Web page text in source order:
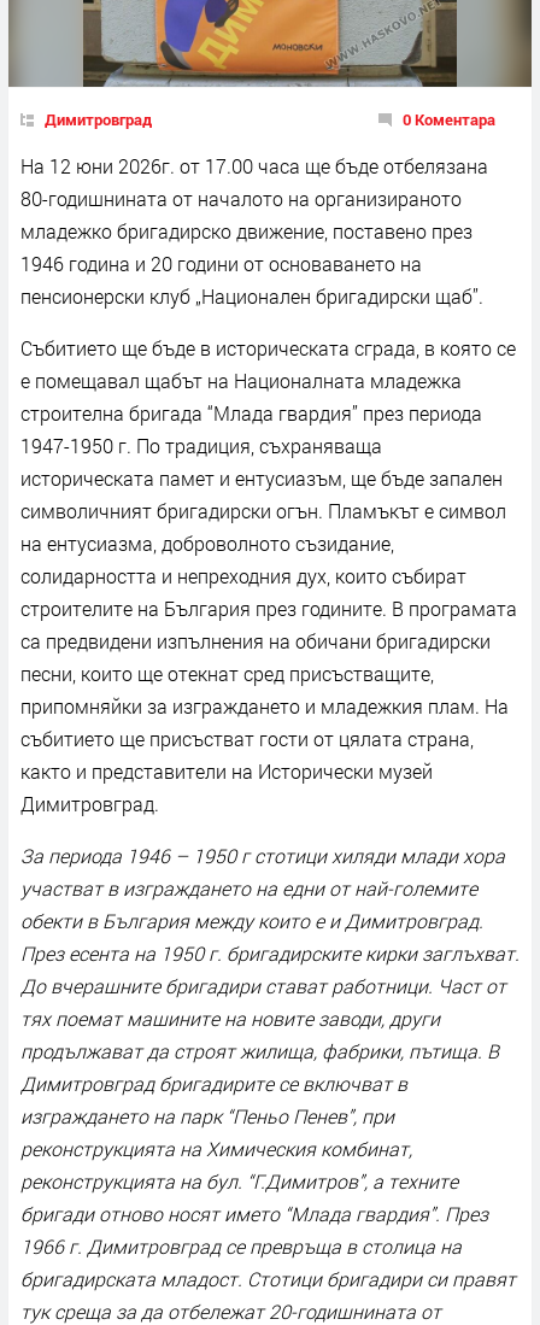
Димитровград 0 Коментара
На 12 юни 2026г. от 17.00 часа ще бъде отбелязана
80-годишнината от началото на организираното
младежко бригадирско движение, поставено през
1946 година и 20 години от основаването на
пенсионерски клуб „Национален бригадирски щаб”.
Събитието ще бъде в историческата сграда, в която се
е помещавал щабът на Националната младежка
строителна бригада “Млада гвардия” през периода
1947-1950 г. По традиция, съхраняваща
историческата памет и ентусиазъм, ще бъде запален
символичният бригадирски огън. Пламъкът е символ
на ентусиазма, доброволното съзидание,
солидарността и непреходния дух, които събират
строителите на България през годините. В програмата
са предвидени изпълнения на обичани бригадирски
песни, които ще отекнат сред присъстващите,
припомняйки за изграждането и младежкия плам. На
събитието ще присъстват гости от цялата страна,
както и представители на Исторически музей
Димитровград.
За периода 1946 – 1950 г стотици хиляди млади хора
участват в изграждането на едни от най-големите
обекти в България между които е и Димитровград.
През есента на 1950 г. бригадирските кирки заглъхват.
До вчерашните бригадири стават работници. Част от
тях поемат машините на новите заводи, други
продължават да строят жилища, фабрики, пътища. В
Димитровград бригадирите се включват в
изграждането на парк “Пеньо Пенев”, при
реконструкцията на Химическия комбинат,
реконструкцията на бул. “Г.Димитров”, а техните
бригади отново носят името “Млада гвардия”. През
1966 г. Димитровград се превръща в столица на
бригадирската младост. Стотици бригадири си правят
тук среща за да отбележат 20-годишнината от